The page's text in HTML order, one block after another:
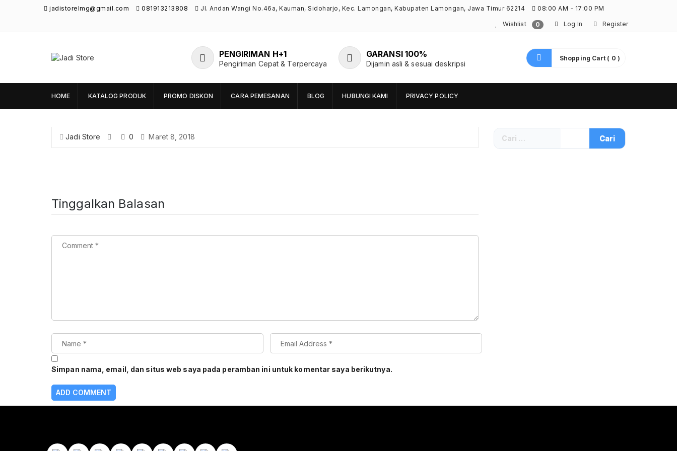
jadistorelmg@gmail.com 081913213808 Jl. Andan Wangi No.46a, Kauman, Sidoharjo, Kec. Lamongan, Kabupaten Lamongan, Jawa Timur 62214 08:00 AM - 17:00 PM
Wishlist 0 Log In Register
Unik di Lamongan
PENGIRIMAN H+1
Pengiriman Cepat & Terpercaya
GARANSI 100%
Dijamin asli & sesuai deskripsi
Shopping Cart ( 0 )
HOME KATALOG PRODUK PROMO DISKON CARA PEMESANAN BLOG HUBUNGI KAMI PRIVACY POLICY
Jadi Store 0 Maret 8, 2018
Tinggalkan Balasan
Simpan nama, email, dan situs web saya pada peramban ini untuk komentar saya berikutnya.
Cari
untuk: